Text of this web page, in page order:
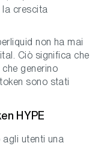
la crescita
non ha mai
Ciò significa che
generino
sono stati
HYPE
utenti una